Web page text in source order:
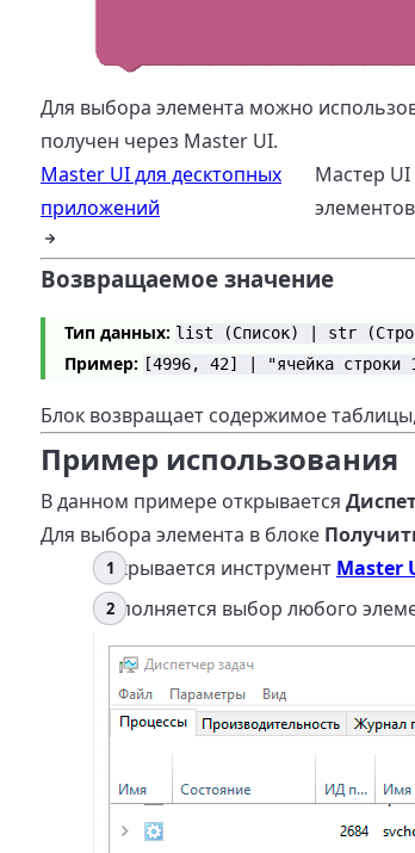
Для выбора элемента можно
получен через Master UI.
Master UI для десктопных
приложений
Мастер UI
Возвращаемое значение
Тип данных: list (Список) | str
Пример: [4996, 42] | "ячейка строки
Блок возвращает содержимое
Пример использования
В данном примере открывается
Для выбора элемента в блоке
Открывается инструмент Master
Выполняется выбор любого